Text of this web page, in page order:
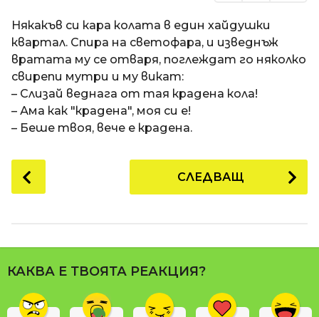
Някакъв си кара колата в един хайдушки
квартал. Спира на светофара, и изведнъж
вратата му се отваря, поглеждат го няколко
свирепи мутри и му викат:
– Слизай веднага от тая крадена кола!
– Ама как "крадена", моя си е!
– Беше твоя, вече е крадена.
o
P
a
g
СЛЕДВАЩ
КАКВА Е ТВОЯТА РЕАКЦИЯ?